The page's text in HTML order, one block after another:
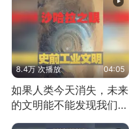
8.4万 次播放 04:05
如果人类今天消失，未来
的文明能不能发现我们存